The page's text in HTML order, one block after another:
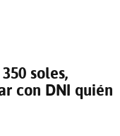
soles,
con DNI quién